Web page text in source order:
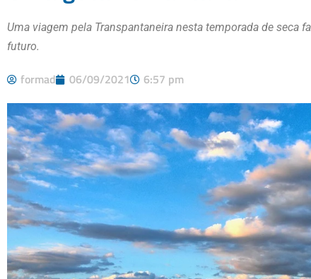
Uma viagem pela Transpantaneira nesta temporada de seca
futuro.
formad 06/09/2021 6:57 pm